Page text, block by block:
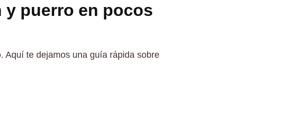
y puerro en pocos
Aquí te dejamos una guía rápida sobre